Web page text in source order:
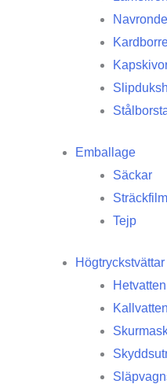
Navrondell
Emballage
Säckar
Sträckfilm
Tejp
Högtryckstvättar
Hetvatten
Kallvatten